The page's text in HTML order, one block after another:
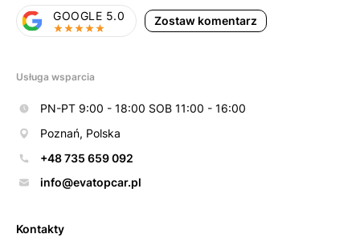
Zostaw komentarz
GOOGLE 5.0
Usługa wsparcia
PN-PT 9:00 - 18:00 SOB 11:00 - 16:00
Poznań, Polska
+48 735 659 092
info@evatopcar.pl
Kontakty